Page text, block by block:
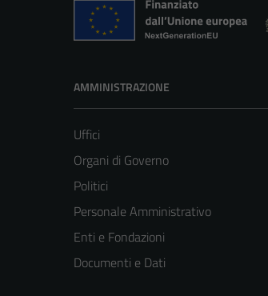
AMMINISTRAZIONE
Uffici
Organi di Governo
Politici
Personale Amministrativo
Enti e Fondazioni
Documenti e Dati